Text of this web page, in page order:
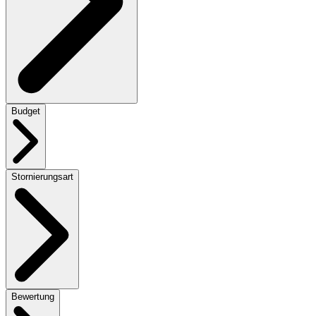
Budget
Stornierungsart
Bewertung